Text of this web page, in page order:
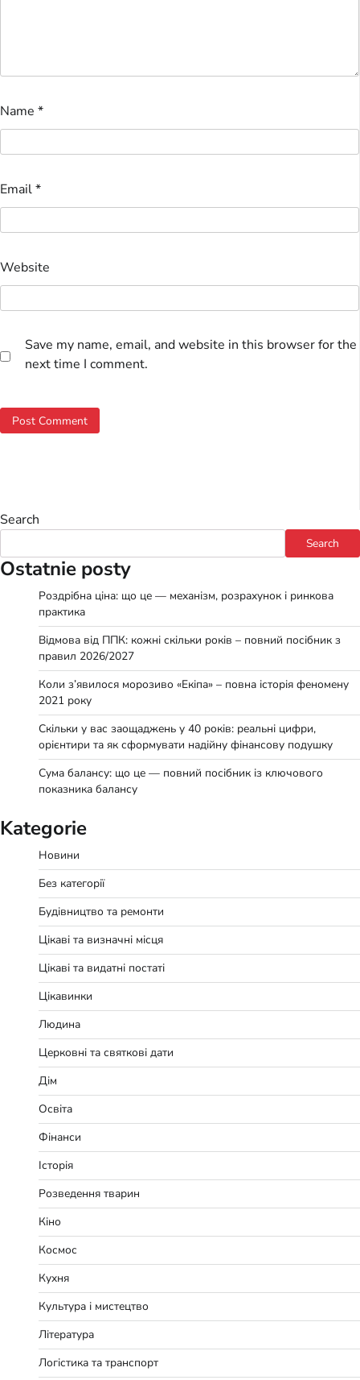
Name *
Email*
Website
Save my name, email, and website in this browser for the
next time I comment.
Search
Search
Ostatnie posty
Роздрібна ціна: що це — механізм, розрахунок і ринкова
практика
Відмова від ППК: кожні скільки років – повний посібник з
правил 2026/2027
Коли з’явилося морозиво «Екіпа» – повна історія феномену
2021 року
Скільки у вас заощаджень у 40 років: реальні цифри,
орієнтири та як сформувати надійну фінансову подушку
Сума балансу: що це — повний посібник із ключового
показника балансу
Kategorie
Новини
Без категорії
Будівництво та ремонти
Цікаві та визначні місця
Цікаві та видатні постаті
Цікавинки
Людина
Церковні та святкові дати
Дім
Освіта
Фінанси
Історія
Розведення тварин
Кіно
Космос
Кухня
Культура і мистецтво
Література
Логістика та транспорт